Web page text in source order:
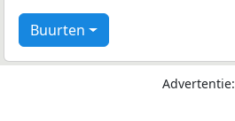
Buurten
Advertentie: